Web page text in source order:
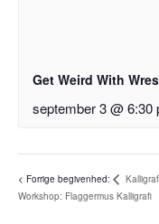
Get Weird With
september 3 @ 6:30
Workshop: Flaggermus Kalligrafi